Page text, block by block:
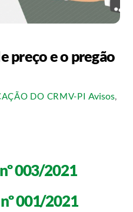
preço e o pregão
DO CRMV-PI Avisos,
003/2021
001/2021